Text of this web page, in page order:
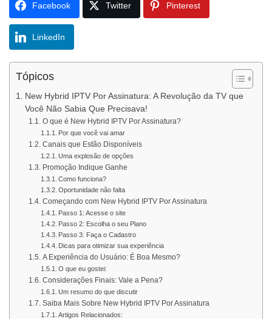
Facebook Twitter Pinterest
LinkedIn
Tópicos
New Hybrid IPTV Por Assinatura: A Revolução da TV que
Você Não Sabia Que Precisava!
O que é New Hybrid IPTV Por Assinatura?
Por que você vai amar
Canais que Estão Disponíveis
Uma explosão de opções
Promoção Indique Ganhe
Como funciona?
Oportunidade não falta
Começando com New Hybrid IPTV Por Assinatura
Passo 1: Acesse o site
Passo 2: Escolha o seu Plano
Passo 3: Faça o Cadastro
Dicas para otimizar sua experiência
A Experiência do Usuário: É Boa Mesmo?
O que eu gostei:
Considerações Finais: Vale a Pena?
Um resumo do que discutir
Saiba Mais Sobre New Hybrid IPTV Por Assinatura
Artigos Relacionados: